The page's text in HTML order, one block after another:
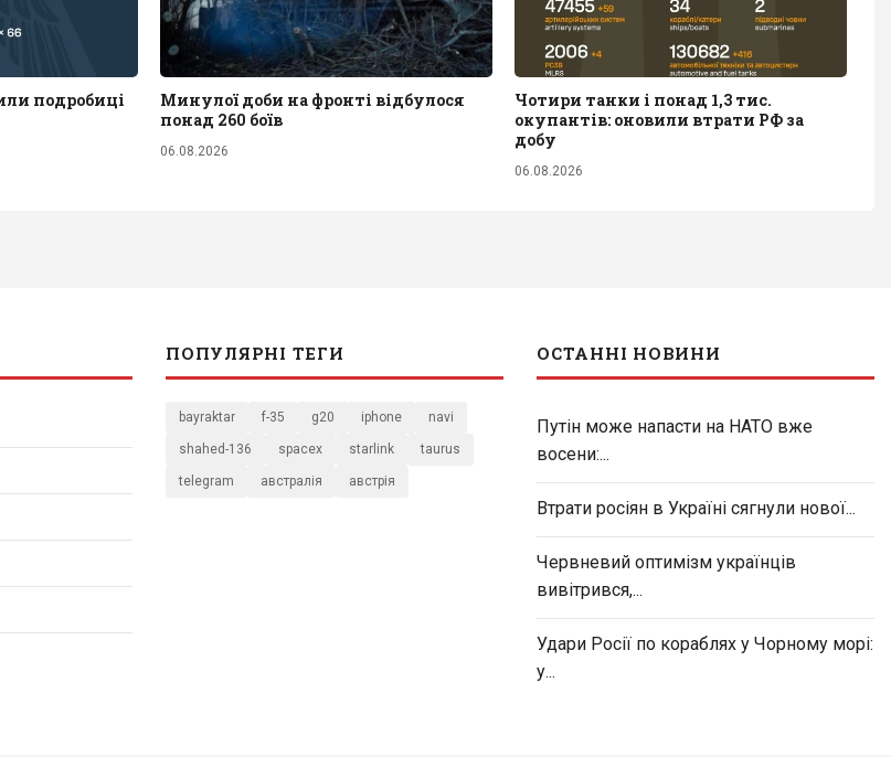
подробиці
Минулої доби на фронті відбулося
понад 260 боїв
06.08.2026
Чотири танки і понад 1,3 тис.
окупантів: оновили втрати РФ за
добу
06.08.2026
ПОПУЛЯРНІ ТЕГИ
bayraktar f-35 g20 iphone navi
shahed-136 spacex starlink taurus
telegram австралія австрія
ОСТАННІ НОВИНИ
Путін може напасти на НАТО вже
восени:...
Втрати росіян в Україні сягнули нової...
Червневий оптимізм українців
вивітрився,...
Удари Росії по кораблях у Чорному морі:
у...